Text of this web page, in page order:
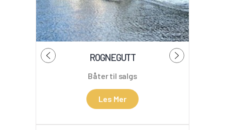
ROGNEGUTT
Båter til salgs
Les Mer